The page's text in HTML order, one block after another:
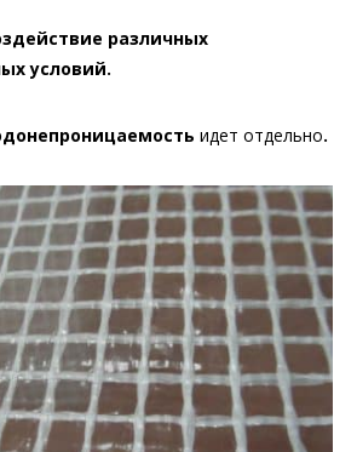
различных
условий.
идет отдельно.